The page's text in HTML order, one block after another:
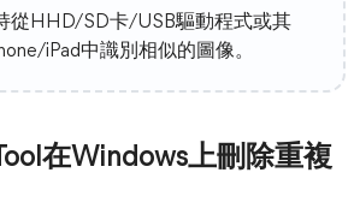
從HHD/SD卡/USB驅動程式或其
iPad中識別相似的圖像。
在Windows上刪除重複